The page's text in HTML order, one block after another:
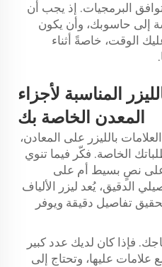
البرمجيات. إذ يجب أن
إلى حاسوبك، وأن يكون
الوقت، خاصةً أثناء
المناسبة لأجزاء
المعدن الخاصة بك
بالليزر على المعادن،
الخاصة. فكّر فيما تنوي
على نصٍ بسيط أم على
الدقيق، يُعد ليزر الألياف
تفاصيل دقيقة ويوفر
فإذا كان لديك عدد كبير
عليها، وتحتاج إلى